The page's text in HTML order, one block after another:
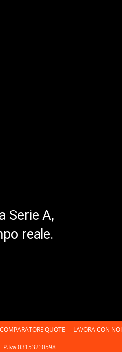
Serie A,
reale.
COMPARATORE QUOTE LAVORA CON NOI
03153230598